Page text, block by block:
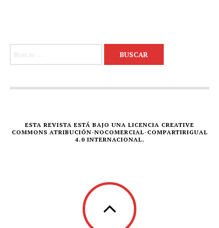
ESTA REVISTA ESTÁ BAJO UNA LICENCIA CREATIVE
COMMONS ATRIBUCIÓN-NOCOMERCIAL-COMPARTIRIGUAL
4.0 INTERNACIONAL.